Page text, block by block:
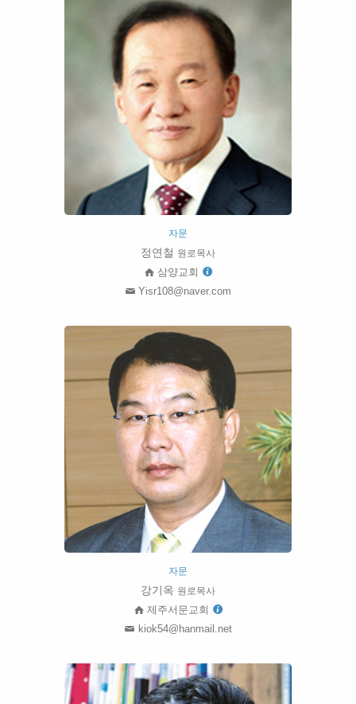
자문
정연철 원로목사
삼양교회
Yisr108@naver.com
자문
강기옥 원로목사
제주서문교회
kiok54@hanmail.net